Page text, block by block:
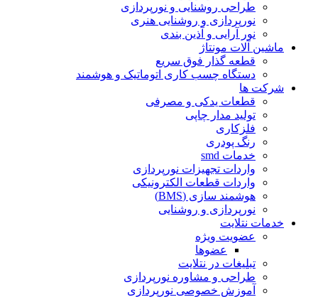
طراحی روشنایی و نورپردازی
نورپردازی و روشنایی هنری
نور آرایی و آذین بندی
آلات مونتاژ
قطعه گذار فوق سریع
دستگاه چسب کاری اتوماتیک و هوشمند
ها
قطعات یدکی و مصرفی
تولید مدار چاپی
فلزکاری
رنگ پودری
خدمات smd
واردات تجهیزات نورپردازی
واردات قطعات الکترونیکی
هوشمند سازی (BMS)
نورپردازی و روشنایی
نتلایت
عضویت ویژه
عضوها
تبلیغات در نتلایت
طراحی و مشاوره نورپردازی
آموزش خصوصی نورپردازی